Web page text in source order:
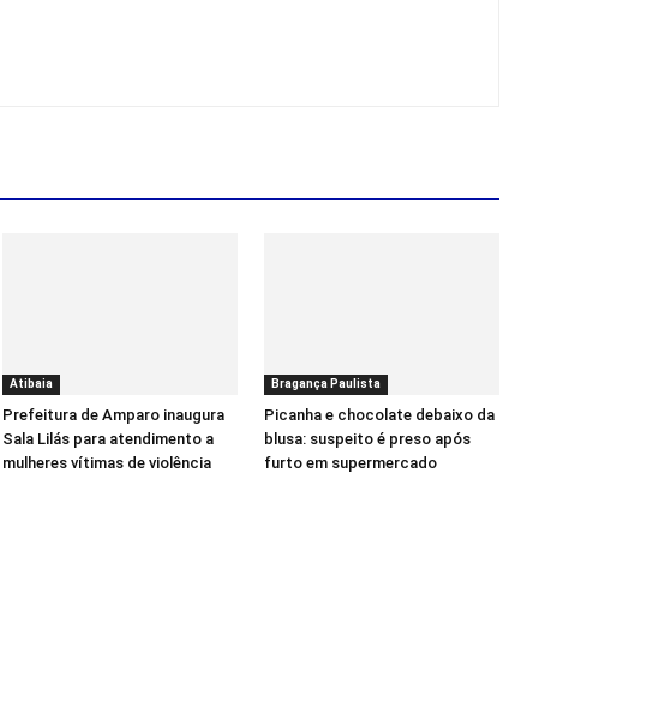
Atibaia
Prefeitura de Amparo inaugura
Sala Lilás para atendimento a
mulheres vítimas de violência
Bragança Paulista
Picanha e chocolate debaixo da
blusa: suspeito é preso após
furto em supermercado